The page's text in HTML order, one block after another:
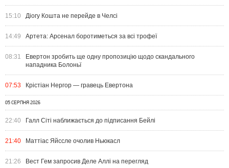
15:10 Діогу Кошта не перейде в Челсі
14:49 Артета: Арсенал боротиметься за всі трофеї
08:31
Евертон зробить ще одну пропозицію щодо скандального
нападника Болоньї
07:53 Крістіан Нергор — гравець Евертона
05 СЕРПНЯ 2026
22:40 Галл Сіті наближається до підписання Бейлі
21:40 Маттіас Яйссле очолив Ньюкасл
21:26 Вест Гем запросив Деле Аллі на перегляд